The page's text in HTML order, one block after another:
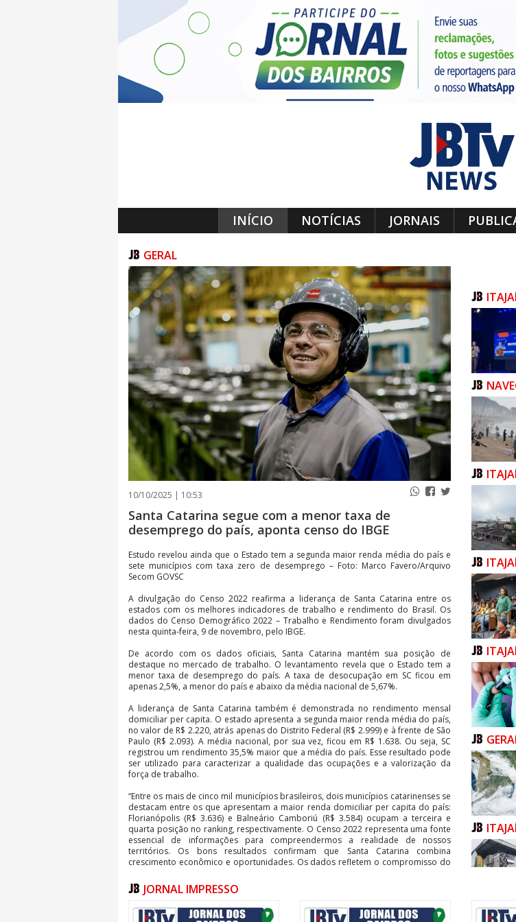
INÍCIO NOTÍCIAS JORNAIS
GERAL
10/10/2025 | 10:53
Santa Catarina segue com a menor taxa de
desemprego do país, aponta censo do IBGE
Estudo revelou ainda que o Estado tem a segunda maior renda média do país e
sete municípios com taxa zero de desemprego – Foto: Marco Favero/Arquivo
Secom GOVSC
A divulgação do Censo 2022 reafirma a liderança de Santa Catarina entre os
estados com os melhores indicadores de trabalho e rendimento do Brasil. Os
dados do Censo Demográfico 2022 – Trabalho e Rendimento foram divulgados
nesta quinta-feira, 9 de novembro, pelo IBGE.
De acordo com os dados oficiais, Santa Catarina mantém sua posição de
destaque no mercado de trabalho. O levantamento revela que o Estado tem a
menor taxa de desemprego do país. A taxa de desocupação em SC ficou em
apenas 2,5%, a menor do país e abaixo da média nacional de 5,67%.
A liderança de Santa Catarina também é demonstrada no rendimento mensal
domiciliar per capita. O estado apresenta a segunda maior renda média do país,
no valor de R$ 2.220, atrás apenas do Distrito Federal (R$ 2.999) e à frente de São
Paulo (R$ 2.093). A média nacional, por sua vez, ficou em R$ 1.638. Ou seja, SC
registrou um rendimento 35,5% maior que a média do país. Esse resultado pode
ser utilizado para caracterizar a qualidade das ocupações e a valorização da
força de trabalho.
“Entre os mais de cinco mil municípios brasileiros, dois municípios catarinenses se
destacam entre os que apresentam a maior renda domiciliar per capita do país:
Florianópolis (R$ 3.636) e Balneário Camboriú (R$ 3.584) ocupam a terceira e
quarta posição no ranking, respectivamente. O Censo 2022 representa uma fonte
essencial de informações para compreendermos a realidade de nossos
territórios. Os bons resultados confirmam que Santa Catarina combina
crescimento econômico e oportunidades. Os dados refletem o compromisso do
ambiente produtivo, a inovação e qualificação profissional. Temos um ciclo
virtuoso de investimento e prosperidade no estado e reconhecemos o valor de
todos os setores produtivos na geração de postos de trabalho”, afirmou o
Secretário de Estado do Planejamento, Fabricio Oliveira.
JORNAL IMPRESSO